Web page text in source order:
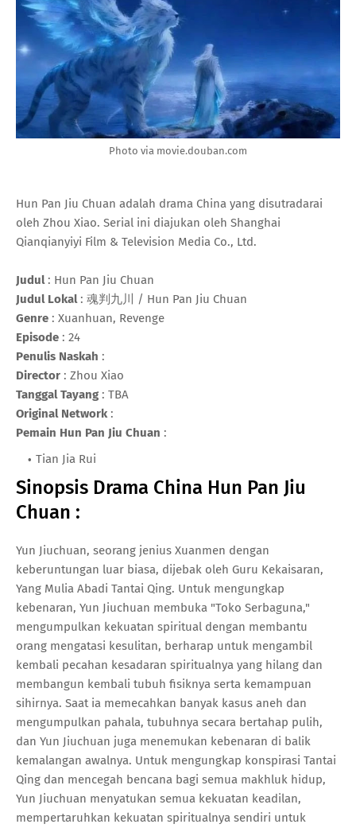
Photo via movie.douban.com
Hun Pan Jiu Chuan adalah drama China yang disutradarai
oleh Zhou Xiao. Serial ini diajukan oleh Shanghai
Qianqianyiyi Film & Television Media Co., Ltd.
Judul: Hun Pan Jiu Chuan
Judul Lokal: 魂判九川 / Hun Pan Jiu Chuan
Genre : Xuanhuan, Revenge
Episode : 24
Penulis Naskah :
Director : Zhou Xiao
Tanggal Tayang : TBA
Original Network :
Pemain Hun Pan Jiu Chuan :
Tian Jia Rui
Sinopsis Drama China Hun Pan Jiu
Chuan :
Yun Jiuchuan, seorang jenius Xuanmen dengan
keberuntungan luar biasa, dijebak oleh Guru Kekaisaran,
Yang Mulia Abadi Tantai Qing. Untuk mengungkap
kebenaran, Yun Jiuchuan membuka "Toko Serbaguna,"
mengumpulkan kekuatan spiritual dengan membantu
orang mengatasi kesulitan, berharap untuk mengambil
kembali pecahan kesadaran spiritualnya yang hilang dan
membangun kembali tubuh fisiknya serta kemampuan
sihirnya. Saat ia memecahkan banyak kasus aneh dan
mengumpulkan pahala, tubuhnya secara bertahap pulih,
dan Yun Jiuchuan juga menemukan kebenaran di balik
kemalangan awalnya. Untuk mengungkap konspirasi Tantai
Qing dan mencegah bencana bagi semua makhluk hidup,
Yun Jiuchuan menyatukan semua kekuatan keadilan,
mempertaruhkan kekuatan spiritualnya sendiri untuk